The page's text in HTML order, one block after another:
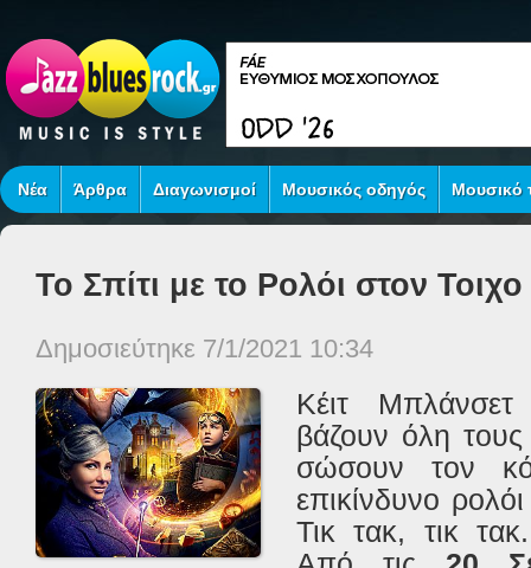
Νέα Άρθρα Διαγωνισμοί Μουσικός οδηγός Μουσικό
Το Σπίτι με το Ρολόι στον Τοιχο
Δημοσιεύτηκε 7/1/2021 10:34
Κέιτ
βάζουν όλη
σώσουν τον
επικίνδυνο
Τικ τακ, τικ